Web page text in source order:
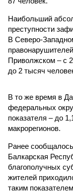
Наибольший
преступности
В Северо-
Приволжском – с
до 2 тысяч
В то же время в
федеральных
показателя – до
макрорегионов.
Ранее
Балкарская
благополучных
жителей
таким